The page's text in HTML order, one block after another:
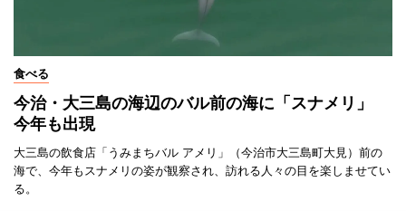
食べる
今治・大三島の海辺のバル前の海に「スナメリ」
今年も出現
大三島の飲食店「うみまちバル アメリ」（今治市大三島町大見）前の
海で、今年もスナメリの姿が観察され、訪れる人々の目を楽しませてい
る。